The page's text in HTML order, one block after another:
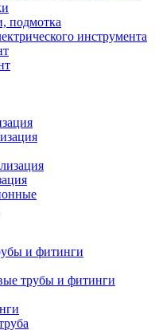
подмотка
инструмента
и фитинги
трубы и фитинги